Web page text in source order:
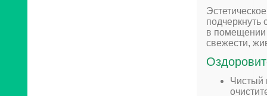
подчеркнуть
в помещении
свежести,
Чистый